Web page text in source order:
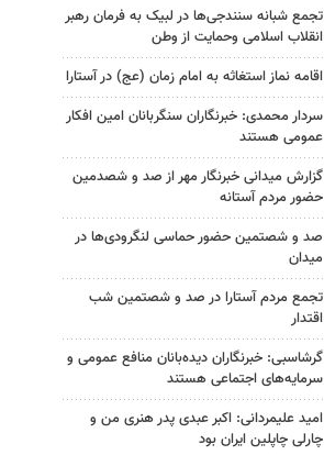
تجمع شبانه سنندجی‌ها در لبیک به فرمان رهبر
انقلاب اسلامی وحمایت از وطن
اقامه نماز استغاثه به امام زمان (عج) در آستارا
سردار محمدی: خبرنگاران سنگربانان امین افکار
عمومی هستند
گزارش میدانی خبرنگار مهر از صد و شصدمین
حضور مردم آستانه
صد و شصتمین حضور حماسی لنگرودی‌ها در
میدان
تجمع مردم آستارا در صد و شصتمین شب
اقتدار
گرشاسبی: خبرنگاران دیده‌بانان منافع عمومی و
سرمایه‌های اجتماعی هستند
امید علیمردانی: اکبر عبدی پدر هنری من و
چارلی چاپلین ایران بود